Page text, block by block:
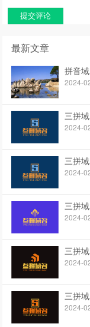
提交评论
最新文章
拼音
2024-
三拼
2024-
三拼
2024-
三拼
2024-
三拼
2024-
三拼
2024-